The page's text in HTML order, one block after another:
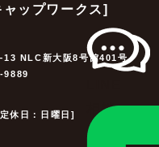
相談
ップワークス]
NLC新大阪8号館401号
9889
休日：日曜日]